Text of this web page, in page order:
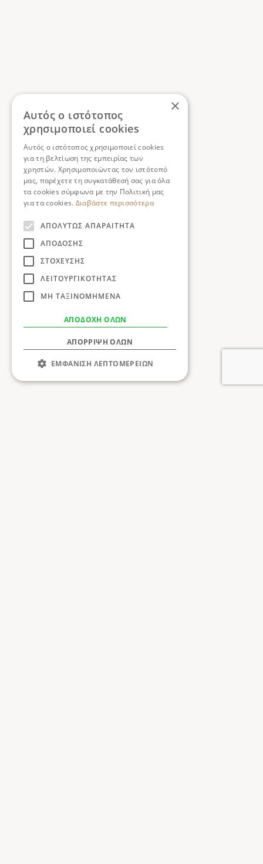
×
Αυτός ο ιστότοπος
χρησιμοποιεί cookies
Αυτός ο ιστότοπος χρησιμοποιεί cookies
για τη βελτίωση της εμπειρίας των
χρηστών. Χρησιμοποιώντας τον ιστότοπό
μας, παρέχετε τη συγκατάθεσή σας για όλα
τα cookies σύμφωνα με την Πολιτική μας
για τα cookies. Διαβάστε περισσότερα
ΑΠΟΛΎΤΩΣ ΑΠΑΡΑΊΤΗΤΑ
ΑΠΌΔΟΣΗΣ
ΣΤΌΧΕΥΣΗΣ
ΛΕΙΤΟΥΡΓΙΚΌΤΗΤΑΣ
ΜΗ ΤΑΞΙΝΟΜΗΜΈΝΑ
ΑΠΟΔΟΧΉ ΌΛΩΝ
ΑΠΌΡΡΙΨΗ ΌΛΩΝ
ΕΜΦΆΝΙΣΗ ΛΕΠΤΟΜΕΡΕΙΏΝ